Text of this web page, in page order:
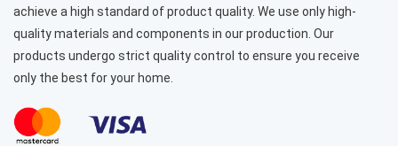
achieve a high standard of product quality. We use only high-
quality materials and components in our production. Our
products undergo strict quality control to ensure you receive
only the best for your home.